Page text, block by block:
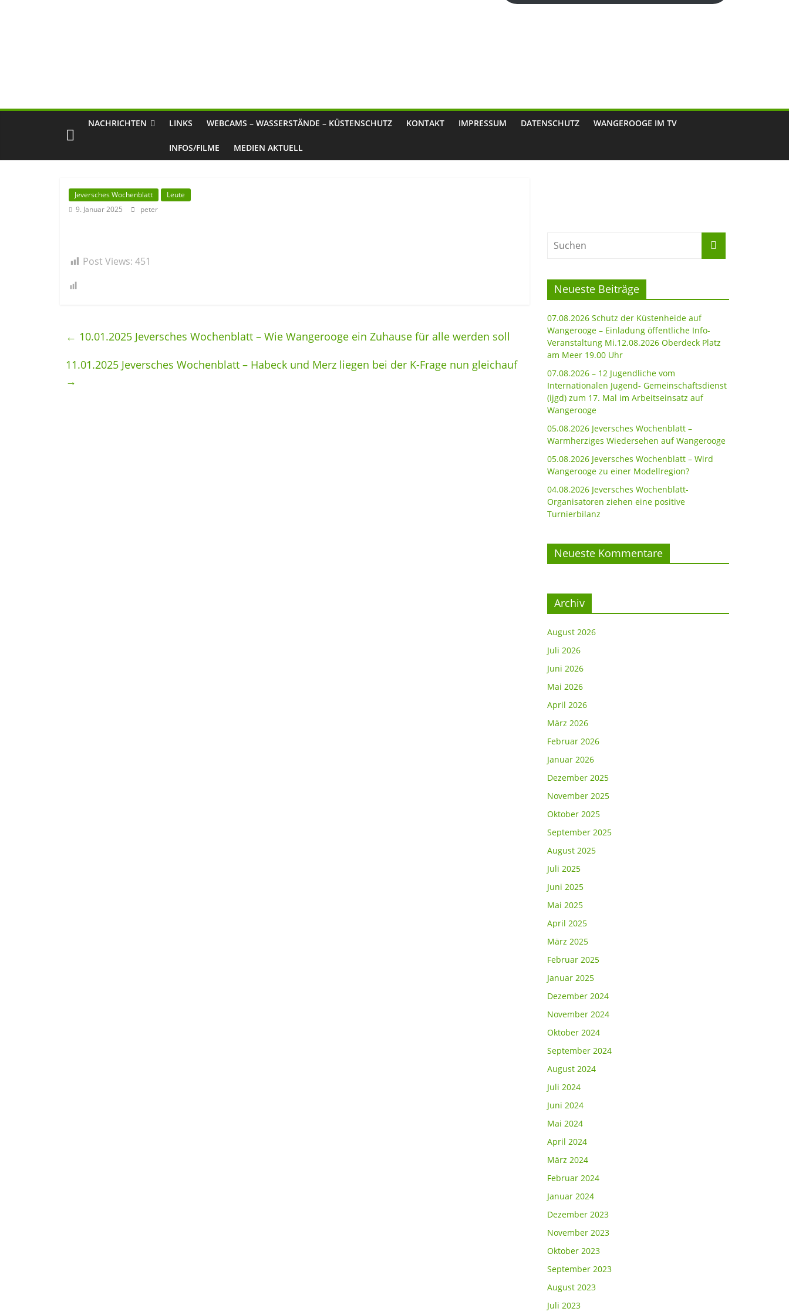
NACHRICHTEN LINKS WEBCAMS – WASSERSTÄNDE – KÜSTENSCHUTZ KONTAKT IMPRESSUM DATENSCHUTZ WANGEROOGE IM TV
INFOS/FILME MEDIEN AKTUELL
Jeversches Wochenblatt
Leute
9. Januar 2025
peter
Post Views: 451
← 10.01.2025 Jeversches Wochenblatt – Wie Wangerooge ein Zuhause für alle werden soll
11.01.2025 Jeversches Wochenblatt – Habeck und Merz liegen bei der K-Frage nun gleichauf
→
Neueste Beiträge
07.08.2026 Schutz der Küstenheide auf
Wangerooge – Einladung öffentliche Info-
Veranstaltung Mi.12.08.2026 Oberdeck Platz
am Meer 19.00 Uhr
07.08.2026 – 12 Jugendliche vom
Internationalen Jugend- Gemeinschaftsdienst
(ijgd) zum 17. Mal im Arbeitseinsatz auf
Wangerooge
05.08.2026 Jeversches Wochenblatt –
Warmherziges Wiedersehen auf Wangerooge
05.08.2026 Jeversches Wochenblatt – Wird
Wangerooge zu einer Modellregion?
04.08.2026 Jeversches Wochenblatt-
Organisatoren ziehen eine positive
Turnierbilanz
Neueste Kommentare
Archiv
August 2026
Juli 2026
Juni 2026
Mai 2026
April 2026
März 2026
Februar 2026
Januar 2026
Dezember 2025
November 2025
Oktober 2025
September 2025
August 2025
Juli 2025
Juni 2025
Mai 2025
April 2025
März 2025
Februar 2025
Januar 2025
Dezember 2024
November 2024
Oktober 2024
September 2024
August 2024
Juli 2024
Juni 2024
Mai 2024
April 2024
März 2024
Februar 2024
Januar 2024
Dezember 2023
November 2023
Oktober 2023
September 2023
August 2023
Juli 2023